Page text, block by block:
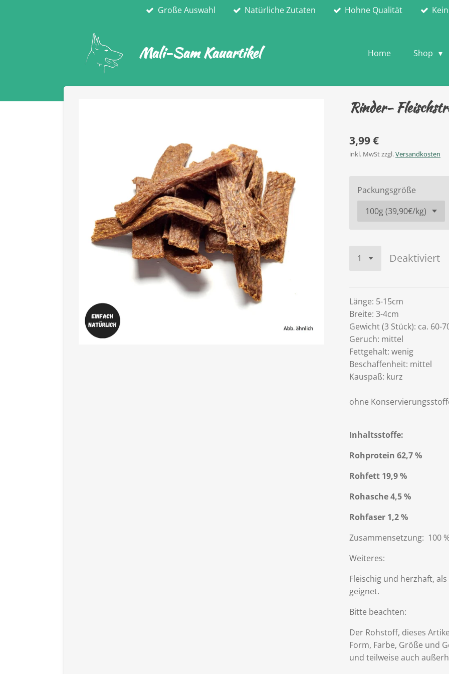
Große Auswahl Natürliche Zutaten Hohne Qualität
Mali-Sam Kauartikel Home Shop
Rinder-
3,99 €
inkl. MwSt zzgl. Versandkosten
Packungsgröße
Deaktiviert
Länge: 5-15cm
Breite: 3-4cm
Gewicht (3 Stück): ca. 60-
Geruch: mittel
Fettgehalt: wenig
Beschaffenheit: mittel
Kauspaß: kurz
ohne
Inhaltsstoffe:
Rohprotein 62,7 %
Rohfett 19,9 %
Rohasche 4,5 %
Rohfaser 1,2 %
Zusammensetzung: 100
Weiteres:
Fleischig und herzhaft,
geignet.
Bitte beachten:
Der Rohstoff, dieses
Form, Farbe, Größe und
und teilweise auch